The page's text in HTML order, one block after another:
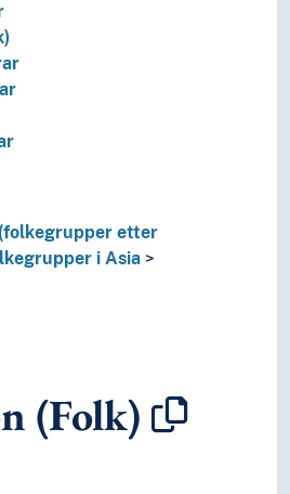
(folkegrupper etter
i Asia
(Folk)